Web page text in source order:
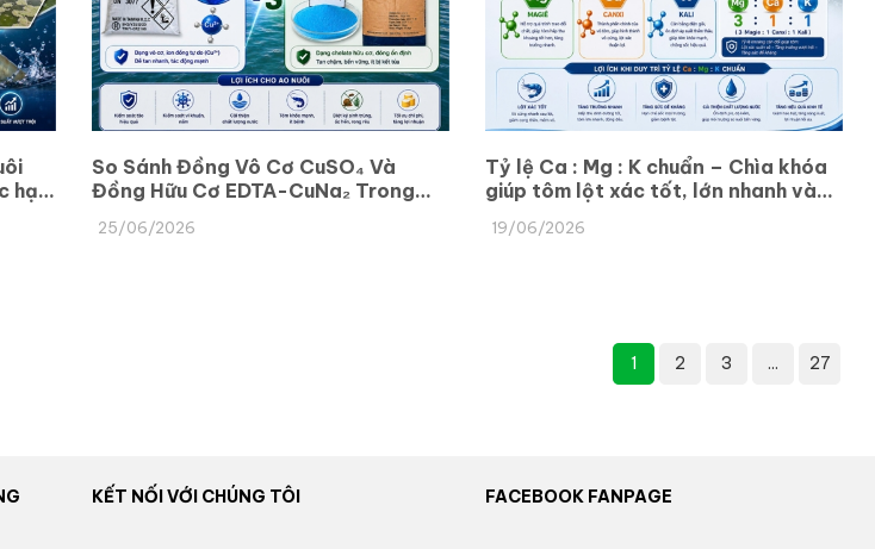
hại
So Sánh Đồng Vô Cơ CuSO₄ Và
Đồng Hữu Cơ EDTA-CuNa₂ Trong
Nuôi Thủy Sản
25/06/2026
Tỷ lệ Ca : Mg : K chuẩn – Chìa khóa
giúp tôm lột xác tốt, lớn nhanh và
khỏe mạnh
19/06/2026
1 2 3 ... 27
KẾT NỐI VỚI CHÚNG TÔI FACEBOOK FANPAGE